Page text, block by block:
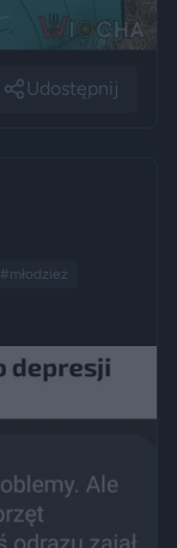
Udostępnij
#młodzież